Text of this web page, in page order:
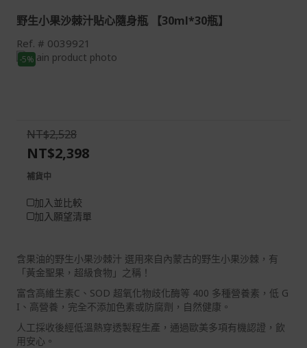
野生小果沙棘汁貼心隨身瓶 【30ml*30瓶】
Ref. 0039921
Skip
to
images
gallery
-5%
Skip
the
images
含果油的野生小果沙棘汁 選用來自內蒙古的野生小果沙棘，有
「黃金聖果，超級食物」之稱！
富含高維生素C、SOD 超氧化物歧化酶等 400 多種營養素，低 G
I、高營養，完全不添加色素或防腐劑，自然健康。
人工採收後經低溫熱穿透製程生產，通過歐美多項有機認證，飲
用安心。
NT$2,528
NT$2,398
補貨中
加入並比較
加入願望清單